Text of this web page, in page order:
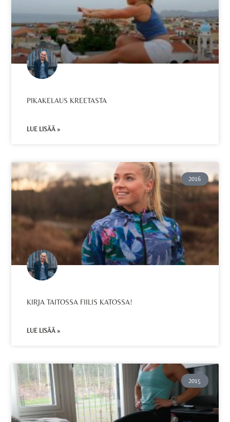
PIKAKELAUS KREETASTA
LUE LISÄÄ »
2016
KIRJA TAITOSSA FIILIS KATOSSA!
LUE LISÄÄ »
2015